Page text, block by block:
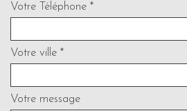
Votre Téléphone *
Votre ville *
Votre message